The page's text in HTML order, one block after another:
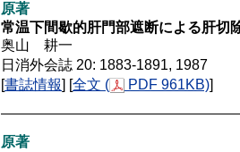
原著
常温下間歇的肝門部遮断による肝切
奥山 耕一
日消外会誌 20: 1883-1891, 1987
[書誌情報] [全文 ( PDF 961KB)]
原著